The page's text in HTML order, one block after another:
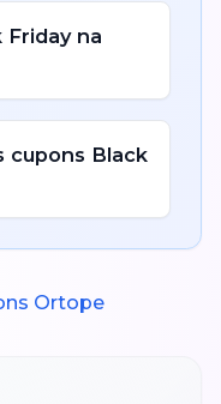
Fridayna
cupons Black
Ortope